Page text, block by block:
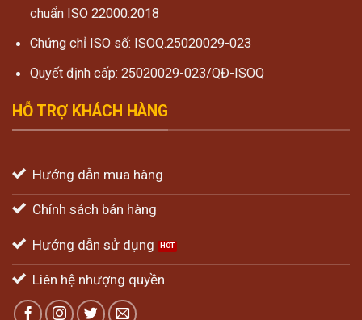
chuẩn ISO 22000:2018
Chứng chỉ ISO số: ISOQ.25020029-023
Quyết định cấp: 25020029-023/QĐ-ISOQ
HỖ TRỢ KHÁCH HÀNG
Hướng dẫn mua hàng
Chính sách bán hàng
Hướng dẫn sử dụng
Liên hệ nhượng quyền